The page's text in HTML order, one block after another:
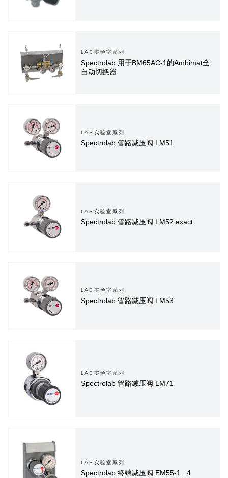
LAB实验室系列
Spectrolab 用于BM65AC-1的Ambimat全
自动切换器
LAB实验室系列
Spectrolab 管路减压阀 LM51
LAB实验室系列
Spectrolab 管路减压阀 LM52 exact
LAB实验室系列
Spectrolab 管路减压阀 LM53
LAB实验室系列
Spectrolab 管路减压阀 LM71
LAB实验室系列
Spectrolab 终端减压阀 EM55-1...4